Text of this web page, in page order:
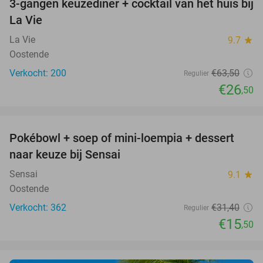
58%
3-gangen keuzediner + cocktail van het huis bij
La Vie
La Vie 9.7 star
Oostende
Verkocht: 200
Regulier €63,50
€26,50
51%
Pokébowl + soep of mini-loempia + dessert
naar keuze bij Sensai
Sensai 9.1 star
Oostende
Verkocht: 362
Regulier €31,40
€15,50